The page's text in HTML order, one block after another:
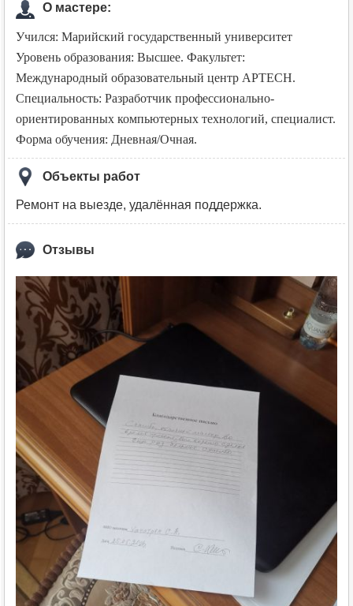
О мастере:
Учился: Марийский государственный университет
Уровень образования: Высшее. Факультет:
Международный образовательный центр АРТЕСН.
Специальность: Разработчик профессионально-
ориентированных компьютерных технологий, специалист.
Форма обучения: Дневная/Очная.
Объекты работ
Ремонт на выезде, удалённая поддержка.
Отзывы